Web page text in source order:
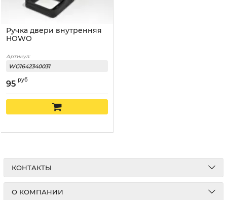
Ручка двери внутренняя
HOWO
Артикул:
WG1642340031
95 руб
КОНТАКТЫ
О КОМПАНИИ